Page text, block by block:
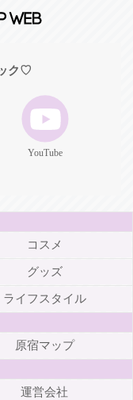
ク♡
YouTube
コスメ
グッズ
ライフスタイル
原宿マップ
運営会社